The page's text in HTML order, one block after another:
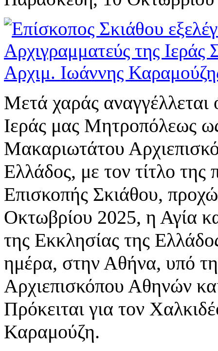
Μετά χαράς αναγγέλλεται
Ιεράς μας Μητροπόλεως
Μακαριωτάτου
Ελλάδος, με τον τίτλο
Επισκοπής Σκιάθου,
Οκτωβρίου 2025, η Αγία
της Εκκλησίας της
ημέρα, στην Αθήνα, υπό
Αρχιεπισκόπου Αθηνών
Πρόκειται για τον
Καραμούζη.